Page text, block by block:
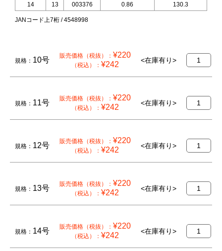
14
13 003376 0.86 130.3
JANコード上7桁 / 4548998
規格： 10号 販売価格（税抜）： ¥220
（税込）： ¥242 <在庫有り>
規格： 11号 販売価格（税抜）： ¥220
（税込）： ¥242 <在庫有り>
規格： 12号 販売価格（税抜）： ¥220
（税込）： ¥242 <在庫有り>
規格： 13号 販売価格（税抜）： ¥220
（税込）： ¥242 <在庫有り>
規格： 14号 販売価格（税抜）： ¥220
（税込）： ¥242 <在庫有り>